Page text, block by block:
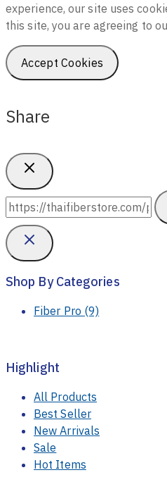
experience, our site uses
this site, you are agreeing to
Accept Cookies
Share
Shop By Categories
Fiber Pro (9)
Highlight
All Products
Best Seller
New Arrivals
Sale
Hot Items